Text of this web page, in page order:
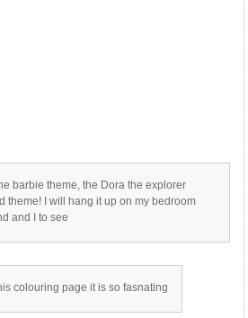
barbie theme, the Dora the explorer
theme! I will hang it up on my bedroom
and I to see
colouring page it is so fasnating